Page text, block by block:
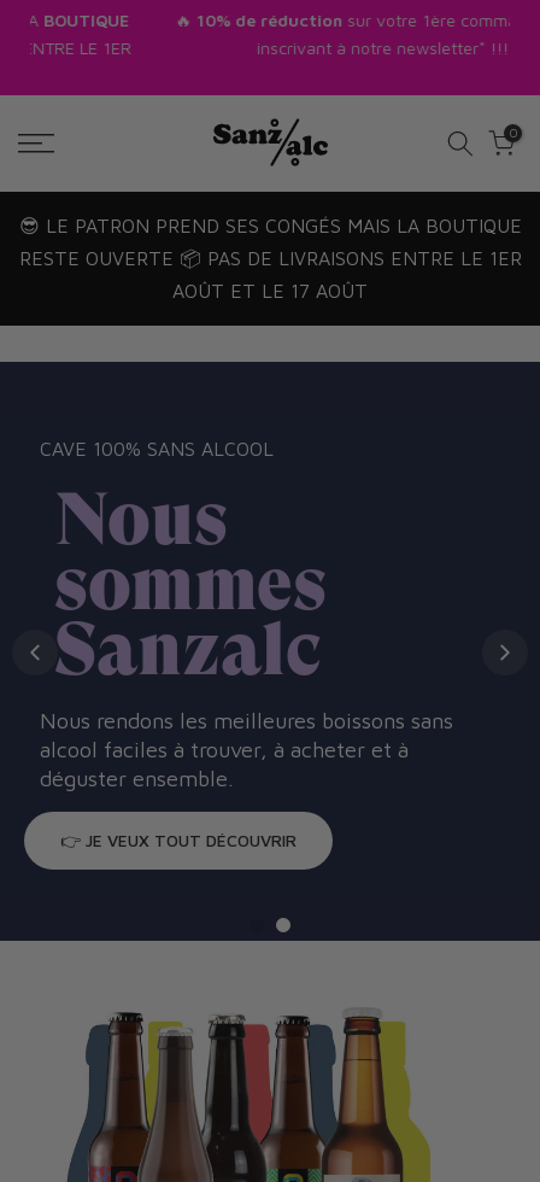
Passer
au
texte
🔥10% de réductionsur votre 1ère commande en vous
inscrivant à notre newsletter* !!! 🔥
0
😎 LE PATRON PREND SES CONGÉS MAIS LA BOUTIQUE
RESTE OUVERTE 📦 PAS DE LIVRAISONS ENTRE LE 1ER
AOÛT ET LE 17 AOÛT
sans
et à
👉 JE DÉCOUVRE LES